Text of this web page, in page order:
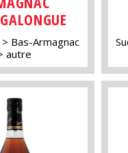
Bas-Armagnac
autre